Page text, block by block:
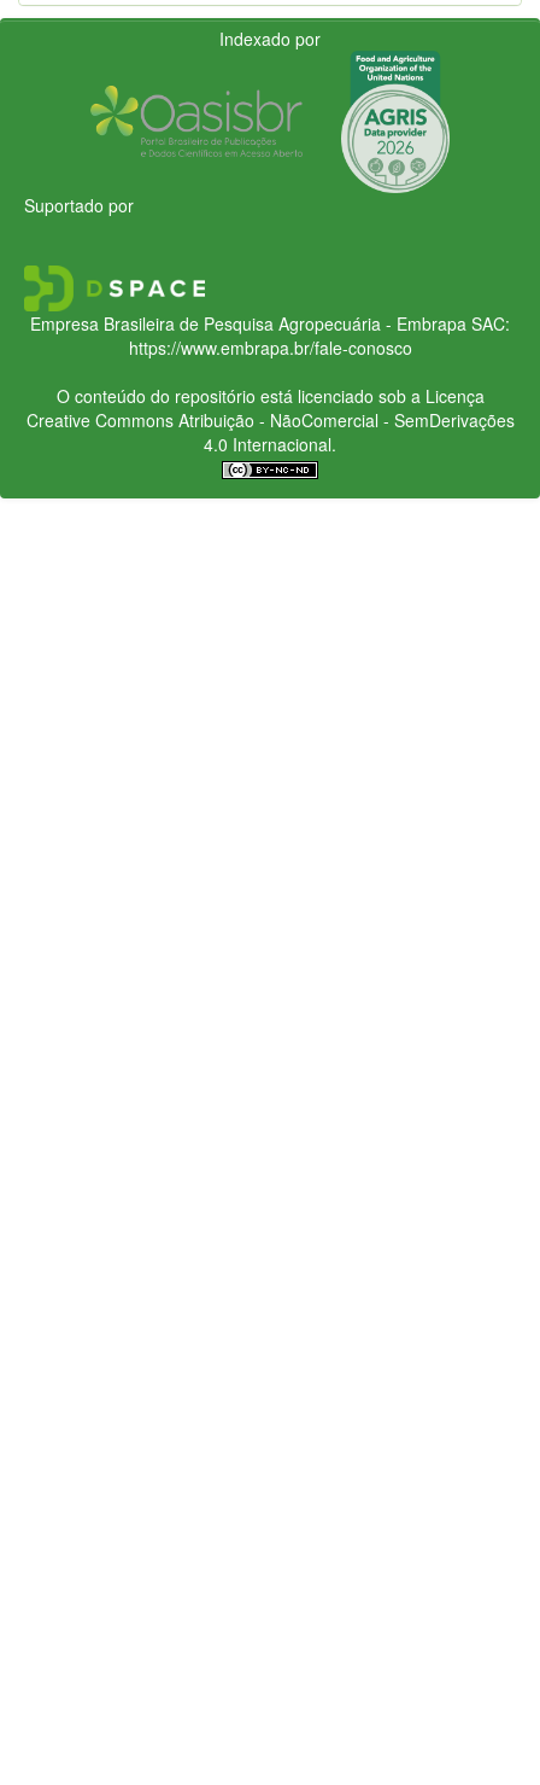
Indexado por
Suportado por
Empresa Brasileira de Pesquisa Agropecuária - Embrapa SAC:
https://www.embrapa.br/fale-conosco
O conteúdo do repositório está licenciado sob a Licença
Creative CommonsAtribuição - NãoComercial - SemDerivações
4.0 Internacional.